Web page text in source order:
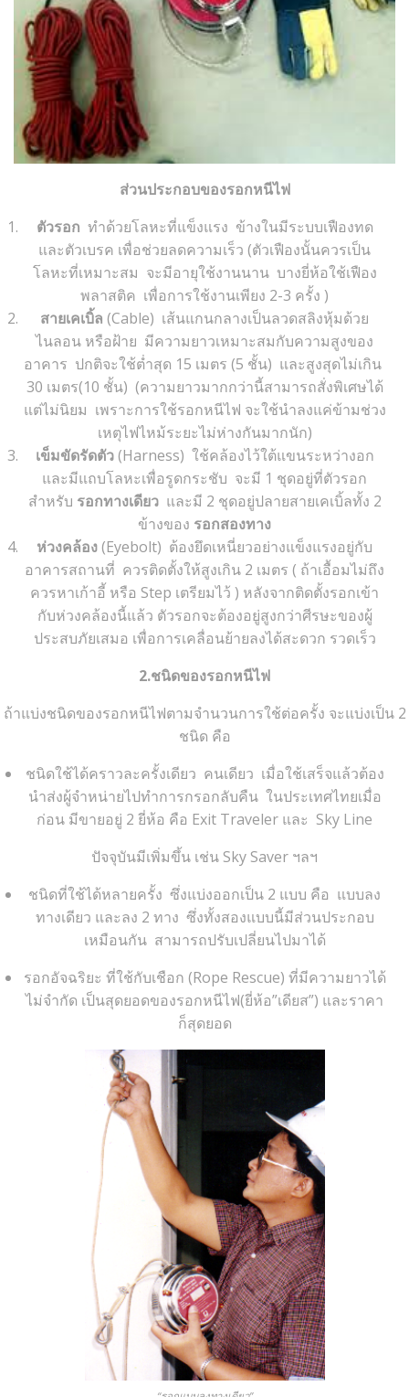
ส่วนประกอบของรอกหนีไฟ
ตัวรอก ทำด้วยโลหะที่แข็งแรง ข้างในมีระบบเฟืองทด
และตัวเบรค เพื่อช่วยลดความเร็ว (ตัวเฟืองนั้นควรเป็น
โลหะที่เหมาะสม จะมีอายุใช้งานนาน บางยี่ห้อใช้เฟือง
พลาสติค เพื่อการใช้งานเพียง 2-3 ครั้ง )
สายเคเบิ้ล (Cable) เส้นแกนกลางเป็นลวดสลิงหุ้มด้วย
ไนลอน หรือฝ้าย มีความยาวเหมาะสมกับความสูงของ
อาคาร ปกติจะใช้ต่ำสุด 15 เมตร (5 ชั้น) และสูงสุดไม่เกิน
30 เมตร(10 ชั้น) (ความยาวมากกว่านี้สามารถสั่งพิเศษได้
แต่ไม่นิยม เพราะการใช้รอกหนีไฟ จะใช้นำลงแค่ข้ามช่วง
เหตุไฟไหม้ระยะไม่ห่างกันมากนัก)
เข็มขัดรัดตัว(Harness) ใช้คล้องไว้ใต้แขนระหว่างอก
และมีแถบโลหะเพื่อรูดกระชับ จะมี 1 ชุดอยู่ที่ตัวรอก
สำหรับ รอกทางเดียวและมี 2 ชุดอยู่ปลายสายเคเบิ้ลทั้ง 2
ข้างของ รอกสองทาง
ห่วงคล้อง(Eyebolt) ต้องยึดเหนี่ยวอย่างแข็งแรงอยู่กับ
อาคารสถานที่ ควรติดตั้งให้สูงเกิน 2 เมตร ( ถ้าเอื้อมไม่ถึง
ควรหาเก้าอี้ หรือ Step เตรียมไว้ ) หลังจากติดตั้งรอกเข้า
กับห่วงคล้องนี้แล้ว ตัวรอกจะต้องอยู่สูงกว่าศีรษะของผู้
ประสบภัยเสมอ เพื่อการเคลื่อนย้ายลงได้สะดวก รวดเร็ว
2.ชนิดของรอกหนีไฟ
ถ้าแบ่งชนิดของรอกหนีไฟตามจำนวนการใช้ต่อครั้ง จะแบ่งเป็น 2
ชนิด คือ
ชนิดใช้ได้คราวละครั้งเดียว คนเดียว เมื่อใช้เสร็จแล้วต้อง
นำส่งผู้จำหน่ายไปทำการกรอกลับคืน ในประเทศไทยเมื่อ
ก่อน มีขายอยู่ 2 ยี่ห้อ คือ Exit Traveler และ Sky Line
ปัจจุบันมีเพิ่มขึ้น เช่น Sky Saver ฯลฯ
ชนิดที่ใช้ได้หลายครั้ง ซึ่งแบ่งออกเป็น 2 แบบ คือ แบบลง
ทางเดียว และลง 2 ทาง ซึ่งทั้งสองแบบนี้มีส่วนประกอบ
เหมือนกัน สามารถปรับเปลี่ยนไปมาได้
รอกอัจฉริยะ ที่ใช้กับเชือก (Rope Rescue) ที่มีความยาวได้
ไม่จำกัด เป็นสุดยอดของรอกหนีไฟ(ยี่ห้อ”เดียส”) และราคา
ก็สุดยอด